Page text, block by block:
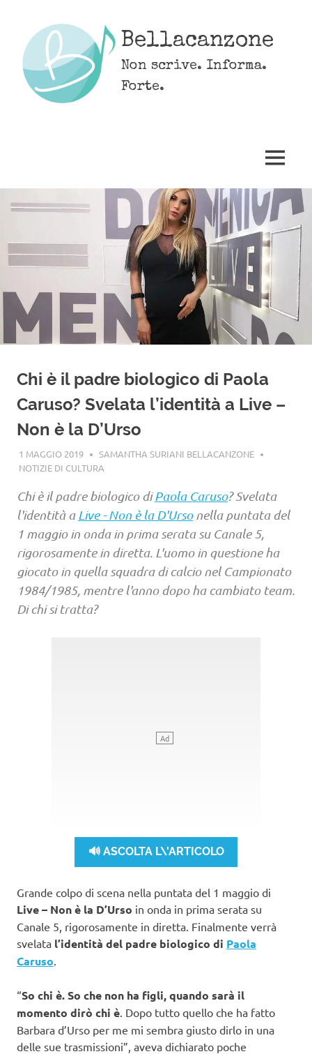
content
Bellacanzone
Non scrive. Informa.
Forte.
MENU
Chi è il padre biologico di Paola
Caruso? Svelata l’identità a Live –
Non è la D’Urso
1 MAGGIO 2019
SAMANTHA SURIANI BELLACANZONE
NOTIZIE DI CULTURA
Chi è il padre biologico diPaola Caruso? Svelata
l'identità aLive - Non è la D'Ursonella puntata del
1 maggio in onda in prima serata su Canale 5,
rigorosamente in diretta. L'uomo in questione ha
giocato in quella squadra di calcio nel Campionato
1984/1985, mentre l'anno dopo ha cambiato team.
Di chi si tratta?
🔊 ASCOLTA L\'ARTICOLO
Grande colpo di scena nella puntata del 1 maggio di
Live – Non è la D’Urso in onda in prima serata su
Canale 5, rigorosamente in diretta. Finalmente verrà
svelata l’identità del padre biologico di Paola
Caruso
“So chi è. So che non ha figli, quando sarà il
momento dirò chi è . Dopo tutto quello che ha fatto
Barbara d’Urso per me mi sembra giusto dirlo in una
delle sue trasmissioni”, aveva dichiarato poche